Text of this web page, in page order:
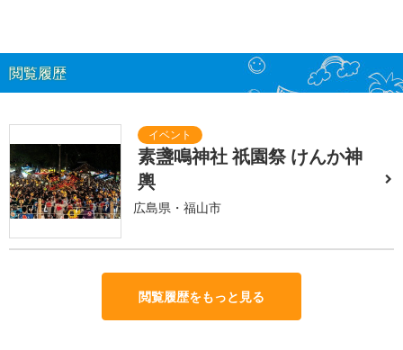
閲覧履歴
素盞鳴神社 祇園祭 けんか神
輿
広島県・福山市
閲覧履歴をもっと見る